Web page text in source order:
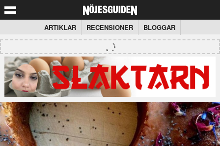
ARTIKLAR RECENSIONER BLOGGAR